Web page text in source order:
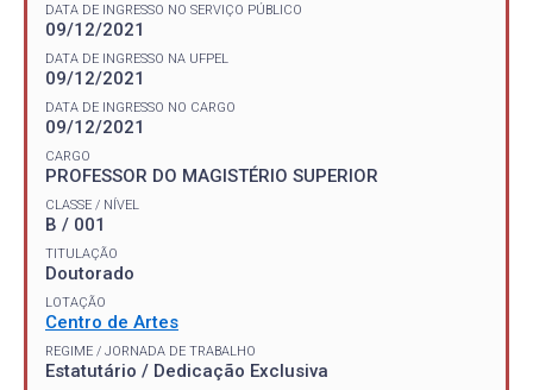
DATA DE INGRESSO NO SERVIÇO PÚBLICO
09/12/2021
DATA DE INGRESSO NA UFPEL
09/12/2021
DATA DE INGRESSO NO CARGO
09/12/2021
CARGO
PROFESSOR DO MAGISTÉRIO SUPERIOR
CLASSE / NÍVEL
B / 001
TITULAÇÃO
Doutorado
LOTAÇÃO
Centro de Artes
REGIME / JORNADA DE TRABALHO
Estatutário / Dedicação Exclusiva